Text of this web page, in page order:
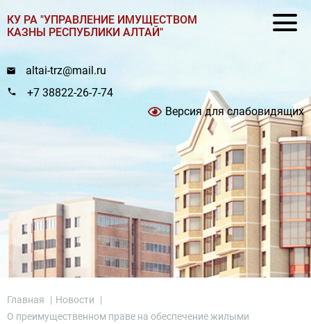
КУ РА "УПРАВЛЕНИЕ ИМУЩЕСТВОМ
КАЗНЫ РЕСПУБЛИКИ АЛТАЙ"
altai-trz@mail.ru
+7 38822-26-7-74
Версия для слабовидящих
Главная | Новости
|
О преимущественном праве на обеспечение жилыми